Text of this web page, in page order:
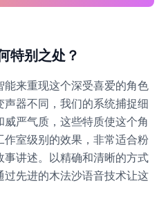
特别之处？
来重现这个深受喜爱的角色
器不同，我们的系统捕捉细
严气质，这些特质使这个角
室级别的效果，非常适合粉
讲述。以精确和清晰的方式
先进的木法沙语音技术让这